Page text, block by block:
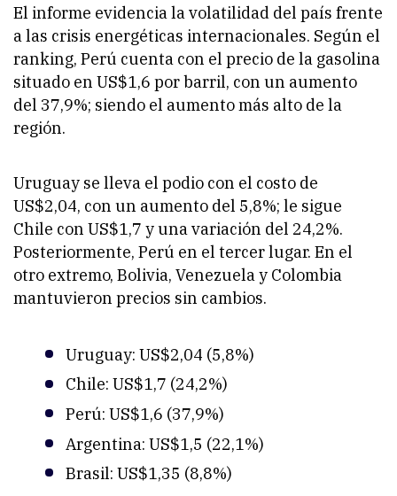
El informe evidencia la volatilidad del país frente
a las crisis energéticas internacionales. Según el
ranking, Perú cuenta con el precio de la gasolina
situado en US$1,6 por barril, con un aumento
del 37,9%; siendo el aumento más alto de la
región.
Uruguay se lleva el podio con el costo de
US$2,04, con un aumento del 5,8%; le sigue
Chile con US$1,7 y una variación del 24,2%.
Posteriormente, Perú en el tercer lugar. En el
otro extremo, Bolivia, Venezuela y Colombia
mantuvieron precios sin cambios.
Uruguay: US$2,04 (5,8%)
Chile: US$1,7 (24,2%)
Perú: US$1,6 (37,9%)
Argentina: US$1,5 (22,1%)
Brasil: US$1,35 (8,8%)